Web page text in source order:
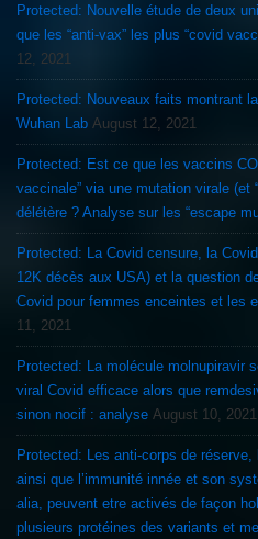
Protected: Nouvelle étude de deux
que les “anti-vax” les plus “covid
12, 2021
Protected: Nouveaux faits montrant
Wuhan Lab August 12, 2021
Protected: Est ce que les vaccins
vaccinale” via une mutation virale (et
délétère ? Analyse sur les “escape
Protected: La Covid censure, la
12K décès aux USA) et la question
Covid pour femmes enceintes et les
11, 2021
Protected: La molécule molnupiravir
viral Covid efficace alors que
sinon nocif : analyse August 10, 2021
Protected: Les anti-corps de réserve, le système CD 4 et CD 8 T-cells
ainsi que l’immunité innée et son
alia, peuvent etre activés de façon
plusieurs protéines des variants et